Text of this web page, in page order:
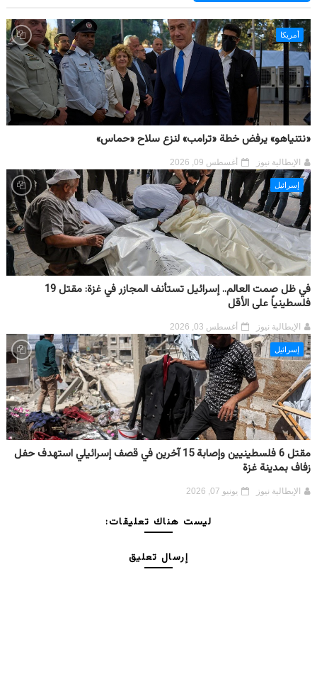
أمريكا
«نتنياهو» يرفض خطة «ترامب» لنزع سلاح «حماس»
الإيطالية نيوز أغسطس 09, 2026
إسرائيل
في ظل صمت العالم.. إسرائيل تستأنف المجازر في غزة: مقتل 19
فلسطينياً على الأقل
الإيطالية نيوز أغسطس 03, 2026
إسرائيل
مقتل 6 فلسطينيين وإصابة 15 آخرين في قصف إسرائيلي استهدف حفل
زفاف بمدينة غزة
الإيطالية نيوز يونيو 07, 2026
ليست هناك تعليقات:
إرسال تعليق